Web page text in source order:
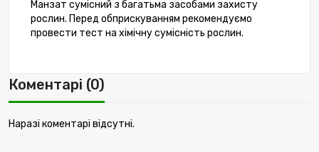
Манзат сумісний з багатьма засобами захисту
рослин. Перед обприскуванням рекомендуємо
провести тест на хімічнусумісність рослин.
Коментарі (0)
Наразі коментарі відсутні.